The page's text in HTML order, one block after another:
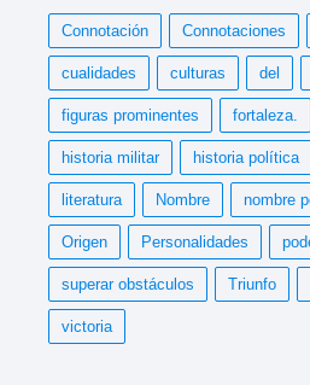
Connotación Connotaciones
cualidades culturas del
figuras prominentes fortaleza.
historia militar historia política
literatura Nombre nombre
Origen Personalidades
superar obstáculos Triunfo
victoria